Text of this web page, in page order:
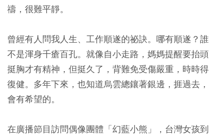
禱，很難平靜。
曾經有人問我人生、工作順遂的祕訣。哪有順遂？誰
不是渾身千瘡百孔。就像自小走路，媽媽提醒要抬頭
挺胸才有精神，但挺久了，背難免受傷嚴重，時時得
復健。多年下來，也知道烏雲總鑲著銀邊，捱過去，
會有希望的。
在廣播節目訪問偶像團體「幻藍小熊」，台灣女孩到